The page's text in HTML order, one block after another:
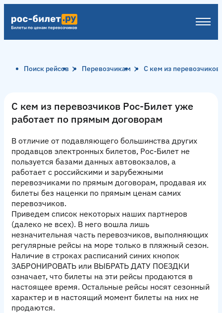
Поиск рейсов Перевозчикам С кем из
С кем из перевозчиков Рос-Билет уже
работает по прямым договорам
В отличие от подавляющего большинства других
продавцов электронных билетов, Рос-Билет не
пользуется базами данных автовокзалов, а
работает с российскими и зарубежными
перевозчиками по прямым договорам, продавая их
билеты без наценки по прямым ценам самих
перевозчиков.
Приведем список некоторых наших партнеров
(далеко не всех). В него вошла лишь
незначительная часть перевозчиков, выполняющих
регулярные рейсы на море только в пляжный сезон.
Наличие в строках расписаний синих кнопок
ЗАБРОНИРОВАТЬ или ВЫБРАТЬ ДАТУ ПОЕЗДКИ
означает, что билеты на эти рейсы продаются в
настоящее время. Остальные рейсы носят сезонный
характер и в настоящий момент билеты на них не
продаются.